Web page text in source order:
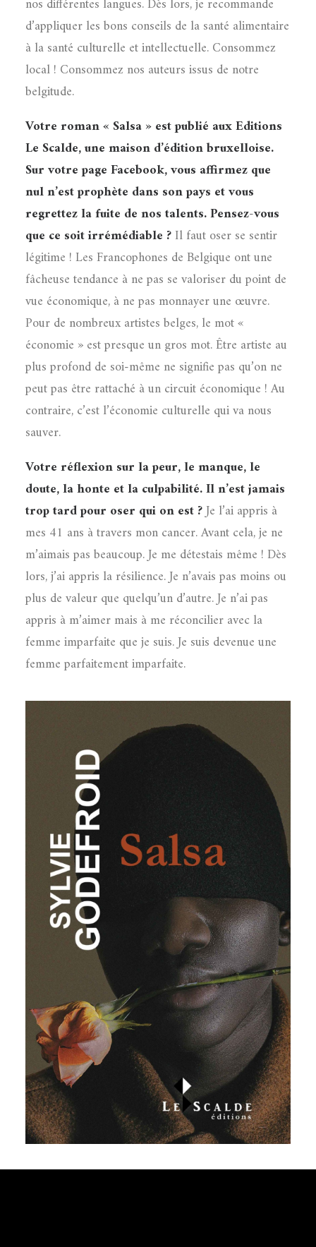
nos différentes langues. Dès lors, je recommande
d’appliquer les bons conseils de la santé alimentaire
à la santé culturelle et intellectuelle. Consommez
local ! Consommez nos auteurs issus de notre
belgitude.
Votre roman « Salsa » est publié aux Editions
Le Scalde, une maison d’édition bruxelloise.
Sur votre page Facebook, vous affirmez que
nul n’est prophète dans son pays et vous
regrettez la fuite de nos talents. Pensez-vous
que ce soit irrémédiable ?Il faut oser se sentir
légitime ! Les Francophones de Belgique ont une
fâcheuse tendance à ne pas se valoriser du point de
vue économique, à ne pas monnayer une œuvre.
Pour de nombreux artistes belges, le mot «
économie » est presque un gros mot. Être artiste au
plus profond de soi-même ne signifie pas qu’on ne
peut pas être rattaché à un circuit économique ! Au
contraire, c’est l’économie culturelle qui va nous
sauver.
Votre réflexion sur la peur, le manque, le
doute, la honte et la culpabilité. Il n’est jamais
trop tard pour oser qui on est ?Je l’ai appris à
mes 41 ans à travers mon cancer. Avant cela, je ne
m’aimais pas beaucoup. Je me détestais même ! Dès
lors, j’ai appris la résilience. Je n’avais pas moins ou
plus de valeur que quelqu’un d’autre. Je n’ai pas
appris à m’aimer mais à me réconcilier avec la
femme imparfaite que je suis. Je suis devenue une
femme parfaitement imparfaite.